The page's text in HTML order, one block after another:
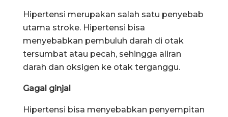
Hipertensi merupakan salah satu penyebab
utama stroke. Hipertensi bisa
menyebabkan pembuluh darah di otak
tersumbat atau pecah, sehingga aliran
darah dan oksigen ke otak terganggu.
Gagal ginjal
Hipertensi bisa menyebabkan penyempitan